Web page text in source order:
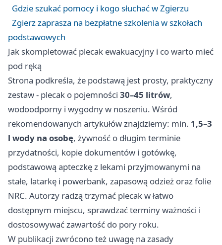
Gdzie szukać pomocy i kogo słuchać w Zgierzu
Zgierz zaprasza na bezpłatne szkolenia w szkołach
podstawowych
Jak skompletować plecak ewakuacyjny i co warto mieć
pod ręką
Strona podkreśla, że podstawą jest prosty, praktyczny
zestaw - plecak o pojemności 30–45 litrów,
wodoodporny i wygodny w noszeniu. Wśród
rekomendowanych artykułów znajdziemy: min. 1,5–3
l wody na osobę, żywność o długim terminie
przydatności, kopie dokumentów i gotówkę,
podstawową apteczkę z lekami przyjmowanymi na
stałe, latarkę i powerbank, zapasową odzież oraz folie
NRC. Autorzy radzą trzymać plecak w łatwo
dostępnym miejscu, sprawdzać terminy ważności i
dostosowywać zawartość do pory roku.
W publikacji zwrócono też uwagę na zasady